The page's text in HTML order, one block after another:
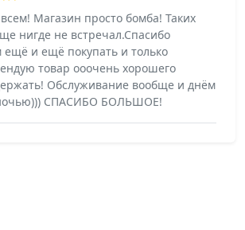
Магазин просто бомба! Таких
нигде не встречал.Спасибо
и ещё покупать и только
товар ооочень хорошего
Обслуживание вообще и днём
ночью))) СПАСИБО БОЛЬШОЕ!